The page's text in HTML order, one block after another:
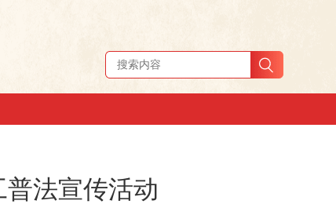
普法宣传活动